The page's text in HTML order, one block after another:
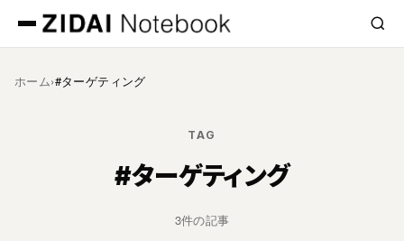
ホーム›#ターゲティング
TAG
#ターゲティング
3件の記事